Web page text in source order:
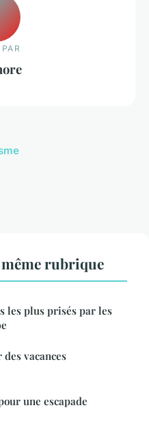
rubrique
les plus prisés par les
vacances
une escapade